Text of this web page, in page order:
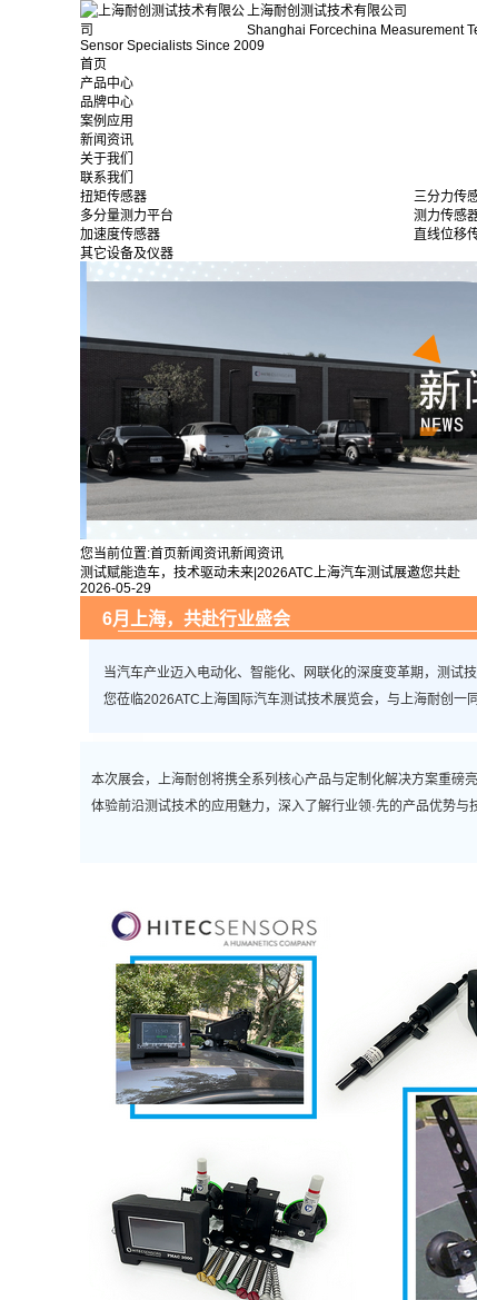
上海耐创测试技术有限公司
Shanghai Forcechina Measurement
Sensor Specialists Since 2009
首页
产品中心
品牌中心
案例应用
新闻资讯
关于我们
联系我们
扭矩传感器
三分力传
多分量测力平台
测力传感
加速度传感器
直线位移
其它设备及仪器
您当前位置:首页新闻资讯新闻资讯
测试赋能造车，技术驱动未来|2026ATC上海汽车测试展邀您共赴
2026-05-29
6月上海，共赴行业盛会
当汽车产业迈入电动化、智能化、网联化的深度变革期，测试
您莅临2026ATC上海国际汽车测试技术展览会，与上海耐创一
本次展会，上海耐创将携全系列核心产品与定制化解决方案重磅
体验前沿测试技术的应用魅力，深入了解行业领·先的产品优势